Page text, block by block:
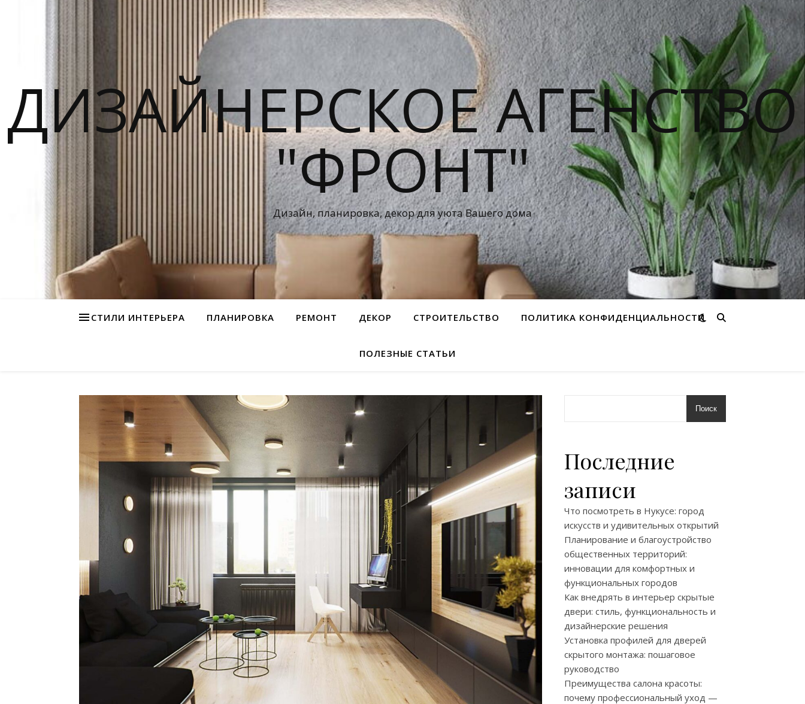
ДИЗАЙНЕРСКОЕ АГЕНСТВО
"ФРОНТ"
Дизайн, планировка, декор для уюта Вашего дома
СТИЛИ ИНТЕРЬЕРА ПЛАНИРОВКА РЕМОНТ ДЕКОР СТРОИТЕЛЬСТВО ПОЛИТИКА КОНФИДЕНЦИАЛЬНОСТИ
ПОЛЕЗНЫЕ СТАТЬИ
Поиск
Последние
записи
Что посмотреть в Нукусе: город
искусств и удивительных открытий
Планирование и благоустройство
общественных территорий:
инновации для комфортных и
функциональных городов
Как внедрять в интерьер скрытые
двери: стиль, функциональность и
дизайнерские решения
Установка профилей для дверей
скрытого монтажа: пошаговое
руководство
Преимущества салона красоты:
почему профессиональный уход —